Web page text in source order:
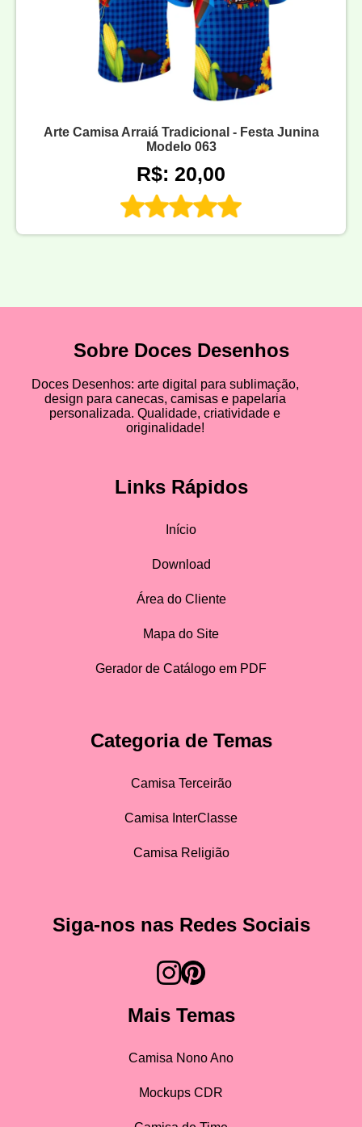
Arte Camisa Arraiá Tradicional - Festa Junina
Modelo 063
R$: 20,00
Sobre Doces Desenhos
Doces Desenhos: arte digital para sublimação,
design para canecas, camisas e papelaria
personalizada. Qualidade, criatividade e
originalidade!
Links Rápidos
Início
Download
Área do Cliente
Mapa do Site
Gerador de Catálogo em PDF
Categoria de Temas
Camisa Terceirão
Camisa InterClasse
Camisa Religião
Siga-nos nas Redes Sociais
Mais Temas
Camisa Nono Ano
Mockups CDR